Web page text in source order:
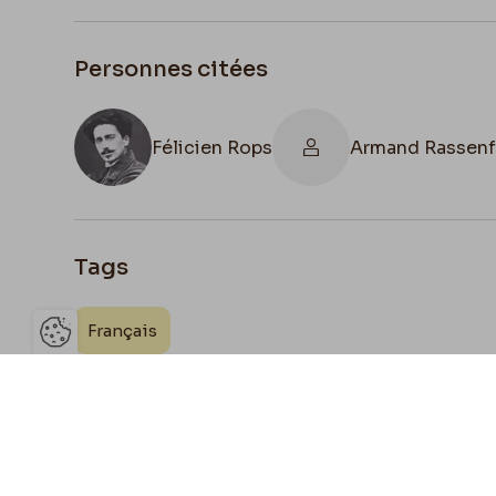
Personnes citées
Félicien Rops Armand
Tags
Français
Ouvrir la barre de gestion des